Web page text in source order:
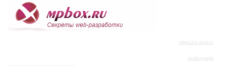
content
https://rz-work.ru
landing page